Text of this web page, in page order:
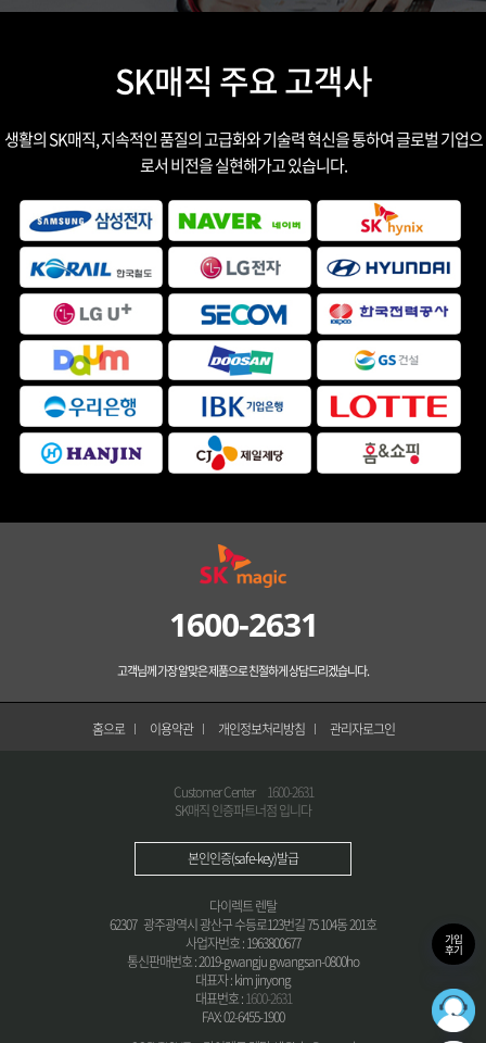
SK매직 주요 고객사
생활의 SK매직, 지속적인 품질의 고급화와 기술력 혁신을 통하여 글로벌 기업으
로서 비전을 실현해가고 있습니다.
1600-2631
고객님께 가장 알맞은 제품으로 친절하게 상담드리겠습니다.
홈으로 이용약관 개인정보처리방침 관리자로그인
Customer Center 1600-2631
SK매직 인증파트너점 입니다
본인인증(safe-key)발급
다이렉트 렌탈
62307 광주광역시 광산구 수등로123번길 75 104동 201호
사업자번호 : 1963800677
통신판매번호 : 2019-gwangju gwangsan-0800ho
대표자 : kim jinyong
대표번호 :1600-2631
FAX: 02-6455-1900
가입
후기
365
최적